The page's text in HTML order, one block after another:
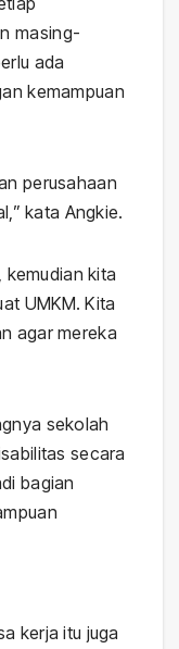
masing-
ada
kemampuan
perusahaan
kata Angkie.
kemudian kita
UMKM. Kita
agar mereka
sekolah
secara
bagian
kerja itu juga